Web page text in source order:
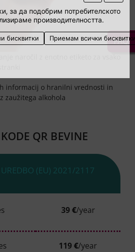
за да подобрим потребителското
производителността.
бисквитки Приемам всички FAQ
informacij o hranilni vrednosti in
zaužitega alkohola
QR BEVINE
UREDBO (EU) 2021/2117
39€/year
119€/year